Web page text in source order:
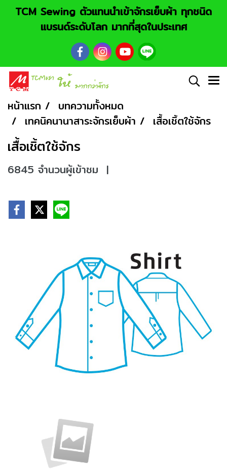
TCM Sewing ตัวแทนนำเข้าจักรเย็บผ้า ทุกชนิด
แบรนด์ระดับโลก มากที่สุดในประเทศ
หน้าแรก
บทความทั้งหมด
เทคนิคนานาสาระจักรเย็บผ้า
เสื้อเชิ้ตใช้จักร
เสื้อเชิ้ตใช้จักร
6845 จำนวนผู้เข้าชม |